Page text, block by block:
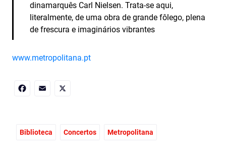
dinamarquês Carl Nielsen. Trata-se aqui,
literalmente, de uma obra de grande fôlego, plena
de frescura e imaginários vibrantes
www.metropolitana.pt
Biblioteca Concertos Metropolitana